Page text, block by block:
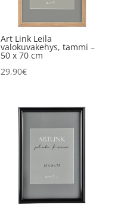
Art Link Leila
valokuvakehys, tammi –
50 x 70 cm
29,90€